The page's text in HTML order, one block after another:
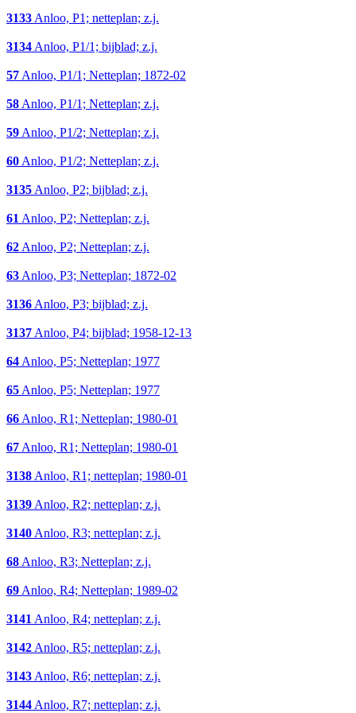
3133Anloo, P1; netteplan; z.j.
3134Anloo, P1/1; bijblad; z.j.
57Anloo, P1/1; Netteplan; 1872-02
58Anloo, P1/1; Netteplan; z.j.
59Anloo, P1/2; Netteplan; z.j.
60Anloo, P1/2; Netteplan; z.j.
3135Anloo, P2; bijblad; z.j.
61Anloo, P2; Netteplan; z.j.
62Anloo, P2; Netteplan; z.j.
63Anloo, P3; Netteplan; 1872-02
3136Anloo, P3; bijblad; z.j.
3137Anloo, P4; bijblad; 1958-12-13
64Anloo, P5; Netteplan; 1977
65Anloo, P5; Netteplan; 1977
66Anloo, R1; Netteplan; 1980-01
67Anloo, R1; Netteplan; 1980-01
3138Anloo, R1; netteplan; 1980-01
3139Anloo, R2; netteplan; z.j.
3140Anloo, R3; netteplan; z.j.
68Anloo, R3; Netteplan; z.j.
69Anloo, R4; Netteplan; 1989-02
3141Anloo, R4; netteplan; z.j.
3142Anloo, R5; netteplan; z.j.
3143Anloo, R6; netteplan; z.j.
3144Anloo, R7; netteplan; z.j.